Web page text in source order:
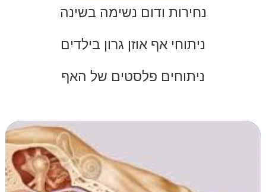
נחירות ודום נשימה בשינה
ניתוחי אף אוזן גרון בילדים
ניתוחים פלסטים של האף